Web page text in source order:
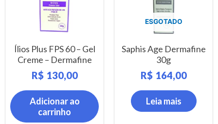
Ílios Plus FPS 60 – Gel
Creme – Dermafine
R$ 130,00
Adicionar ao
carrinho
ESGOTADO
Saphis Age Dermafine
30g
R$ 164,00
Leia mais